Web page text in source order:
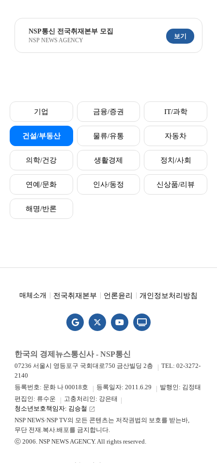
NSP통신 전국취재본부 모집
NSP NEWS AGENCY
보기
기업 금융/증권 IT/과학
건설/부동산 물류/유통 자동차
의학/건강 생활경제 정치/사회
연예/문화 인사/동정 신상품/리뷰
해명/반론
매체소개 전국취재본부 언론윤리 개인정보처리방침
한국의 경제뉴스통신사 - NSP통신
07236 서울시 영등포구 국회대로750 금산빌딩 2층
TEL: 02-3272-
2140
등록번호: 문화 나 00018호
등록일자: 2011.6.29
발행인: 김정태
편집인: 류수운
고충처리인: 강은태
청소년보호책임자: 김승철 launch
NSP NEWS·NSP TV의 모든 콘텐츠는 저작권법의 보호를 받는바,
무단 전재.복사.배포를 금지합니다.
ⓒ 2006. NSP NEWS AGENCY. All rights reserved.